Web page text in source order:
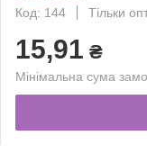
Код: 144
Тільки
15,91 ₴
Мінімальна сума